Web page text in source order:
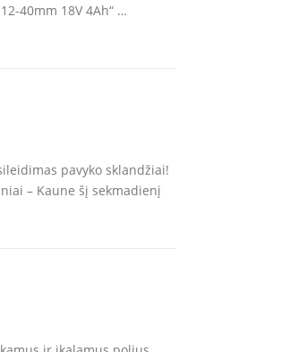
40mm 18V 4Ah“ …
pavyko sklandžiai!
– Kaune šį sekmadienį